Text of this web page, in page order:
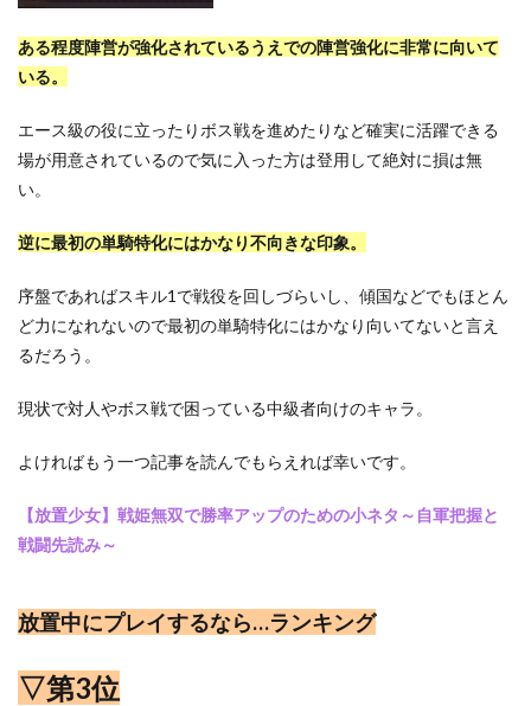
ある程度陣営が強化されているうえでの陣営強化に非常に向いて
いる。
エース級の役に立ったりボス戦を進めたりなど確実に活躍できる
場が用意されているので気に入った方は登用して絶対に損は無
い。
逆に最初の単騎特化にはかなり不向きな印象。
序盤であればスキル1で戦役を回しづらいし、傾国などでもほとん
ど力になれないので最初の単騎特化にはかなり向いてないと言え
るだろう。
現状で対人やボス戦で困っている中級者向けのキャラ。
よければもう一つ記事を読んでもらえれば幸いです。
【放置少女】戦姫無双で勝率アップのための小ネタ～自軍把握と
戦闘先読み～
放置中にプレイするなら…ランキング
▽第3位